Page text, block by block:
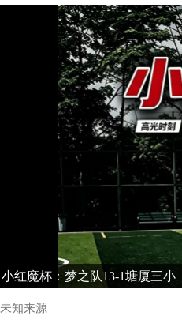
小红魔杯：梦之队13-1塘厦三小
未知来源